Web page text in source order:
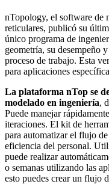
nTopology, el software de
reticulares, publicó su
único programa de
geometría, su desempeño
proceso de trabajo. Esta
para aplicaciones
La plataforma nTop se
modelado en ingeniería,
Puede manejar
iteraciones. El kit de
para automatizar el flujo
eficiencia del personal.
puede realizar
o semanas utilizando las
esto puedes crear un flujo